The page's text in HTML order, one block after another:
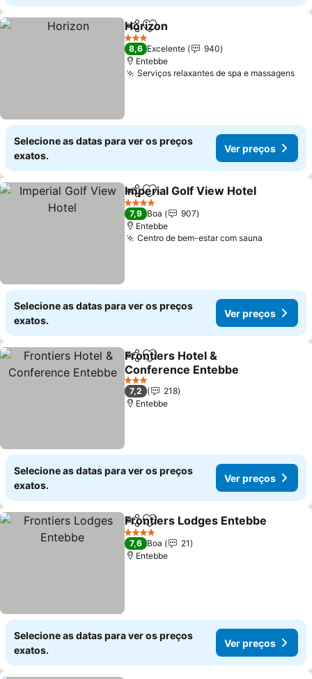
PartilharAdicionar aos favoritos
Horizon
3 Estrelas
8,6 Excelente
940
Entebbe
Serviços relaxantes de spa e massagens
Selecione as datas para ver os preços
exatos.
Ver preços
PartilharAdicionar aos favoritos
Imperial Golf View Hotel
4 Estrelas
7,9 Boa
907
Entebbe
Centro de bem-estar com sauna
Selecione as datas para ver os preços
exatos.
Ver preços
PartilharAdicionar aos favoritos
Frontiers Hotel &
Conference Entebbe
Ver preços
3 Estrelas
7,2
218
Entebbe
Selecione as datas para ver os preços
exatos.
Ver preços
PartilharAdicionar aos favoritos
Frontiers Lodges Entebbe
4 Estrelas
7,6 Boa
21
Entebbe
Selecione as datas para ver os preços
exatos.
Ver preços